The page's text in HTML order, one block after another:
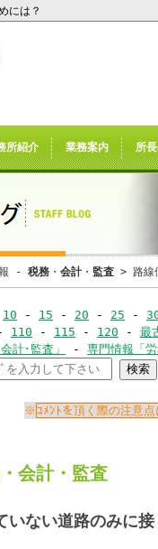
には？
このまま
のお知らせの表
に申し訳ござ
サイト推奨ブ
Windows
からアクセス
詳
所紹介 業務案内 所
- 税務 ・ 会計・ 監査 > 路線
10 - 15 - 20 - 25 -
110 - 115 - 120 - 最
計･監査」 - 専門情報「労
ｺﾒﾝﾄを頂く際の注意
・ 会計・ 監査
いない道路のみに